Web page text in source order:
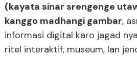
(kayata sinar srengenge
kanggo madhangi gambar,
informasi digital karo jagad
ritel interaktif, museum, lan